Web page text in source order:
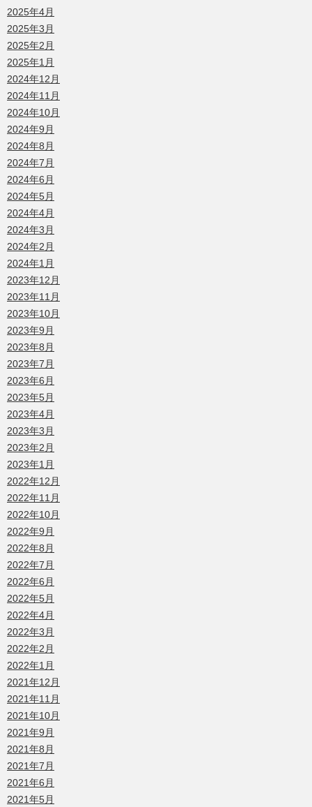
2025年4月
2025年3月
2025年2月
2025年1月
2024年12月
2024年11月
2024年10月
2024年9月
2024年8月
2024年7月
2024年6月
2024年5月
2024年4月
2024年3月
2024年2月
2024年1月
2023年12月
2023年11月
2023年10月
2023年9月
2023年8月
2023年7月
2023年6月
2023年5月
2023年4月
2023年3月
2023年2月
2023年1月
2022年12月
2022年11月
2022年10月
2022年9月
2022年8月
2022年7月
2022年6月
2022年5月
2022年4月
2022年3月
2022年2月
2022年1月
2021年12月
2021年11月
2021年10月
2021年9月
2021年8月
2021年7月
2021年6月
2021年5月